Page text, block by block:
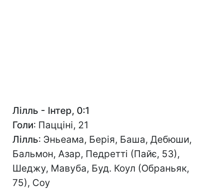
Лілль - Інтер, 0:1
Голи: Пацціні, 21
Лілль: Эньеама, Берія, Баша, Дебюши,
Бальмон, Азар, Педретті (Пайє, 53),
Шеджу, Мавуба, Буд. Коул (Обраньяк,
75), Соу